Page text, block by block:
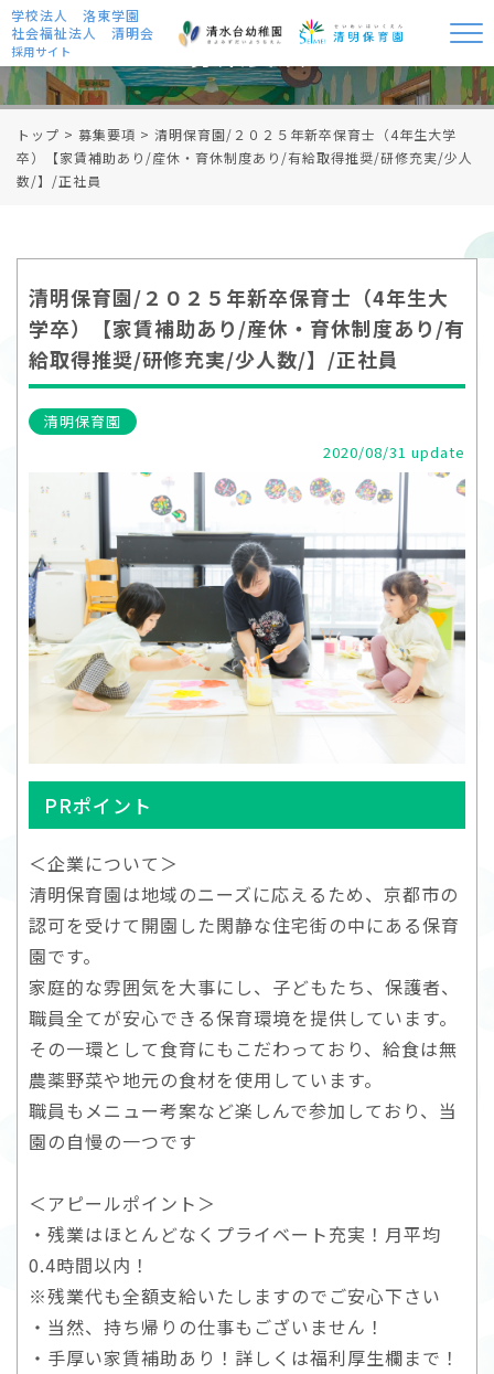
学校法人 洛東学園
社会福祉法人 清明会
採用サイト 募集要項
トップ > 募集要項 > 清明保育園/２０２５年新卒保育士（4年生大学
卒）【家賃補助あり/産休・育休制度あり/有給取得推奨/研修充実/少人
数/】/正社員
清明保育園/２０２５年新卒保育士（4年生大
学卒）【家賃補助あり/産休・育休制度あり/有
給取得推奨/研修充実/少人数/】/正社員
清明保育園
2020/08/31 update
PRポイント
＜企業について＞
清明保育園は地域のニーズに応えるため、京都市の
認可を受けて開園した閑静な住宅街の中にある保育
園です。
家庭的な雰囲気を大事にし、子どもたち、保護者、
職員全てが安心できる保育環境を提供しています。
その一環として食育にもこだわっており、給食は無
農薬野菜や地元の食材を使用しています。
職員もメニュー考案など楽しんで参加しており、当
園の自慢の一つです
＜アピールポイント＞
・残業はほとんどなくプライベート充実！月平均
0.4時間以内！
※残業代も全額支給いたしますのでご安心下さい
・当然、持ち帰りの仕事もございません！
・手厚い家賃補助あり！詳しくは福利厚生欄まで！